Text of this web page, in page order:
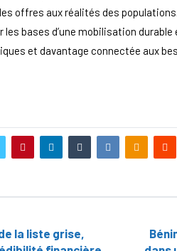
offres aux réalités des
bases d’une mobilisation
et davantage connectée aux
la liste grise,